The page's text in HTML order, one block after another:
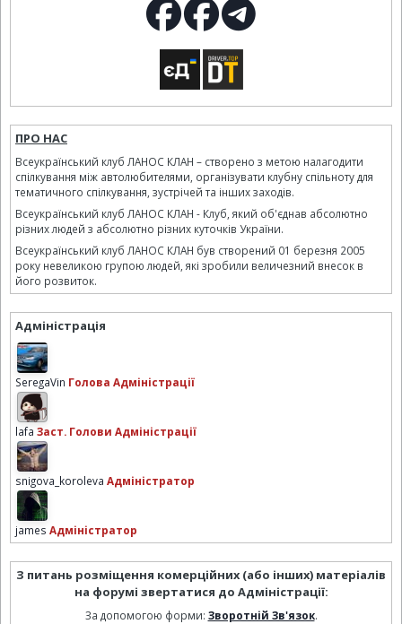
ПРО НАС
Всеукраїнський клуб ЛАНОС КЛАН – створено з метою налагодити
спілкування між автолюбителями, організувати клубну спільноту для
тематичного спілкування, зустрічей та інших заходів.
Всеукраїнський клуб ЛАНОС КЛАН - Клуб, який об'єднав абсолютно
різних людей з абсолютно різних куточків України.
Всеукраїнський клуб ЛАНОС КЛАН був створений 01 березня 2005
року невеликою групою людей, які зробили величезний внесок в
його розвиток.
Адміністрація
SeregaVin Голова Адміністрації
lafa Заст. Голови Адміністрації
snigova_koroleva Адміністратор
james Адміністратор
З питань розміщення комерційних (або інших) матеріалів
на форумі звертатися до Адміністрації:
За допомогою форми: Зворотній Зв'язок.